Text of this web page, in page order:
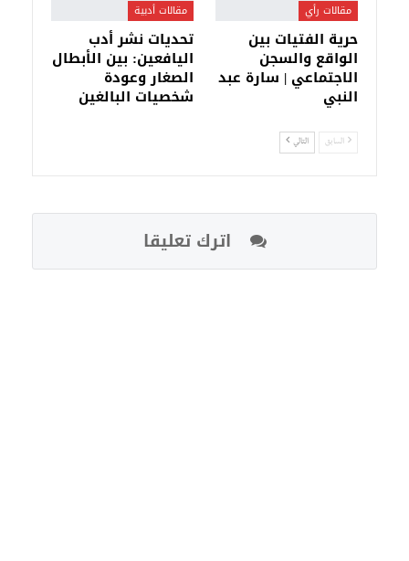
مقالات رأي
حرية الفتيات بين
الواقع والسجن
الاجتماعي | سارة عبد
النبي
مقالات أدبية
تحديات نشر أدب
اليافعين: بين الأبطال
الصغار وعودة
شخصيات البالغين
السابق التالي
اترك تعليقا